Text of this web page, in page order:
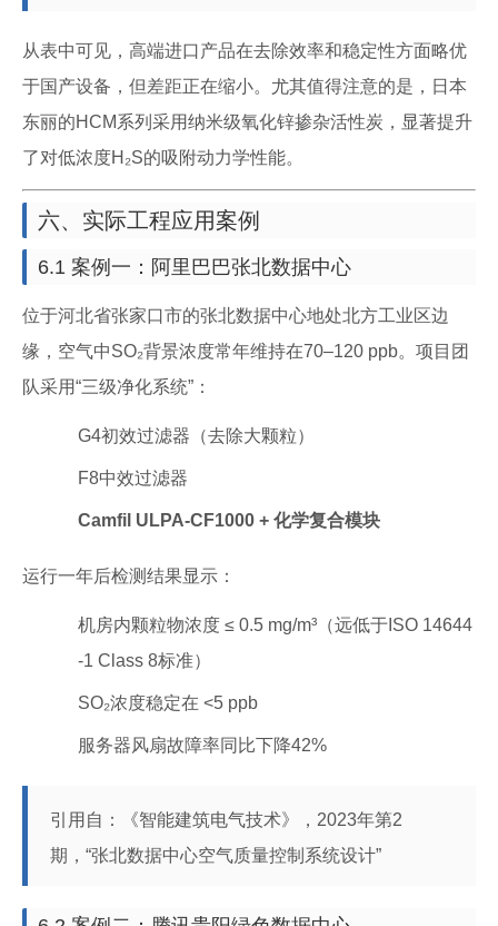
从表中可见，高端进口产品在去除效率和稳定性方面略优
于国产设备，但差距正在缩小。尤其值得注意的是，日本
东丽的HCM系列采用纳米级氧化锌掺杂活性炭，显著提升
了对低浓度H₂S的吸附动力学性能。
六、实际工程应用案例
6.1 案例一：阿里巴巴张北数据中心
位于河北省张家口市的张北数据中心地处北方工业区边
缘，空气中SO₂背景浓度常年维持在70–120 ppb。项目团
队采用“三级净化系统”：
G4初效过滤器（去除大颗粒）
F8中效过滤器
Camfil ULPA-CF1000 + 化学复合模块
运行一年后检测结果显示：
机房内颗粒物浓度 ≤ 0.5 mg/m³（远低于ISO 14644
-1 Class 8标准）
SO₂浓度稳定在 <5 ppb
服务器风扇故障率同比下降42%
引用自：《智能建筑电气技术》，2023年第2
期，“张北数据中心空气质量控制系统设计”